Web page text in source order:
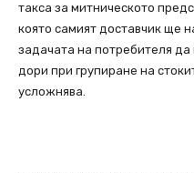
такса за митническото
която самият доставчик ще
задачата на потребителя
дори при групиране на
усложнява.